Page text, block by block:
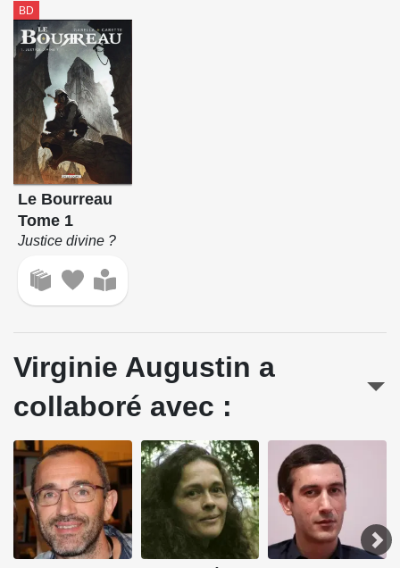
BD
Le Bourreau
Tome 1
Justice divine ?
Virginie Augustin a
collaboré avec :